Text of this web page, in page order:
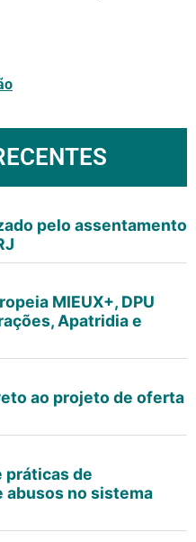
pelo assentamento
MIEUX+, DPU
Apatridia e
ao projeto de oferta
práticas de
no sistema